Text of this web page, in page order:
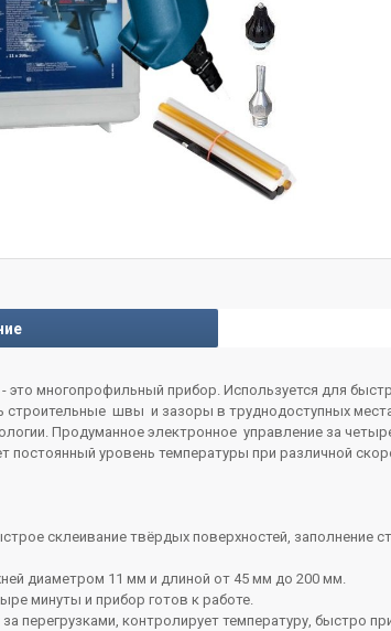
- это многопрофильный прибор. Используется для
строительные швы и зазоры в труднодоступных
Продуманное электронное управление за
постоянный уровень температуры при различной
склеивание твёрдых поверхностей, заполнение
диаметром 11 мм и длиной от 45 мм до 200 мм.
минуты и прибор готов к работе.
перегрузками, контролирует температуру, быстро